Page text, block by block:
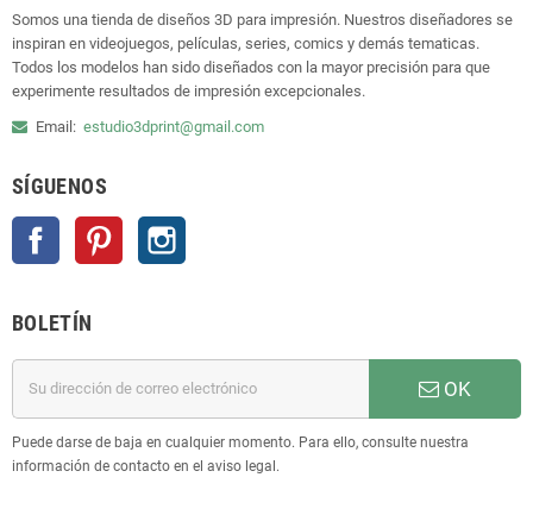
Somos una tienda de diseños 3D para impresión. Nuestros diseñadores se
inspiran en videojuegos, películas, series, comics y demás tematicas.
Todos los modelos han sido diseñados con la mayor precisión para que
experimente resultados de impresión excepcionales.
Email: estudio3dprint@gmail.com
SÍGUENOS
Facebook Pinterest
BOLETÍN
OK
Puede darse de baja en cualquier momento. Para ello, consulte nuestra
información de contacto en el aviso legal.